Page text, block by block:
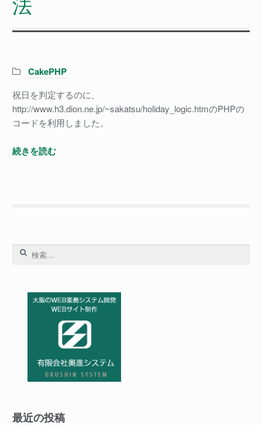
全
ず
る
よ
う
Categories:
CakePHP
祝日を判定するのに、
http://www.h3.dion.ne.jp/~sakatsu/holiday_logic.htmのPHPの
コードを利用しました。
続きを読む日
表
る
方
法
最近の投稿